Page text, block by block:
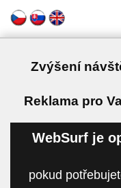
Zvýšení
Reklama pro
WebSurf je
pokud